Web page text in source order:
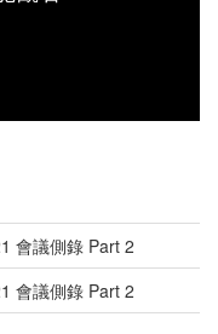
會議側錄 Part 2
會議側錄 Part 2